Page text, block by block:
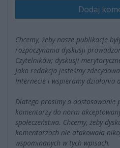
Dodaj
Chcemy, żeby nasze publikacje
rozpoczynania dyskusji
Czytelników; dyskusji
Jako redakcja jesteśmy
Internecie i wspieramy działania
Dlatego prosimy o dostosowanie
komentarzy do norm
społeczeństwa. Chcemy, żeby
komentarzach nie atakowała
wspominanych w tych wpisach.